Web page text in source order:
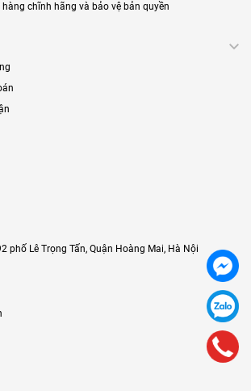
chĩnh hãng và bảo vệ bản quyền
phố Lê Trọng Tấn, Quận Hoàng Mai, Hà Nội